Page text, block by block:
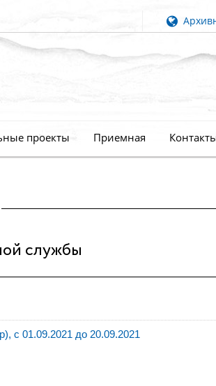
проекты Приемная
службы
с 01.09.2021 до 20.09.2021